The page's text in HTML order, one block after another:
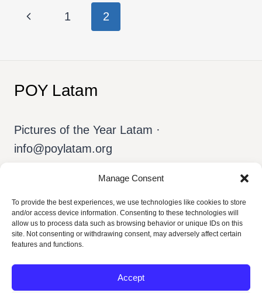
Manage Consent
To provide the best experiences, we use technologies like cookies to store
and/or access device information. Consenting to these technologies will
allow us to process data such as browsing behavior or unique IDs on this
site. Not consenting or withdrawing consent, may adversely affect certain
features and functions.
Accept
EL
MUNDO
Navegación
Página 1 2
POY Latam
Pictures of the Year Latam ·
info@poylatam.org
Inicio Archivo
El Equipo
Sobre el POY
Español